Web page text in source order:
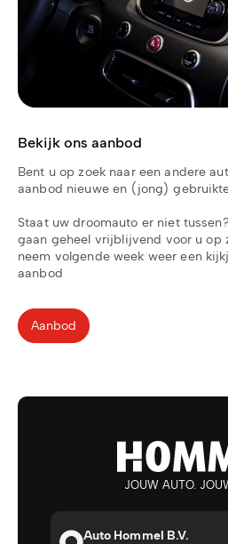
Bekijk ons aanbod
Bent u op zoek naar een andere
aanbod nieuwe en (jong)
Staat uw droomauto er niet
gaan geheel vrijblijvend voor u op
neem volgende week weer een
aanbod
Aanbod
JOUW AUTO.
Auto Hommel B.V.